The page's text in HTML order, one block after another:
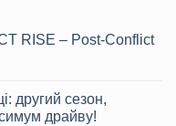
RISE – Post-Conflict
другий сезон,
драйву!